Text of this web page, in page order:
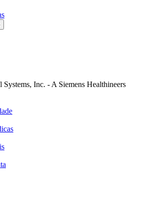
Inc. - A Siemens Healthineers